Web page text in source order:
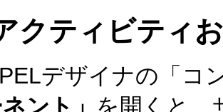
クティビティ
デザイナの「コ
ント」 を開くと、